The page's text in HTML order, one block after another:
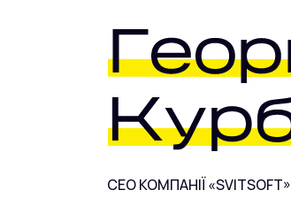
CEO КОМПАНІЇ «SVITSOFT»